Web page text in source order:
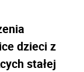
dzieci z
stałej